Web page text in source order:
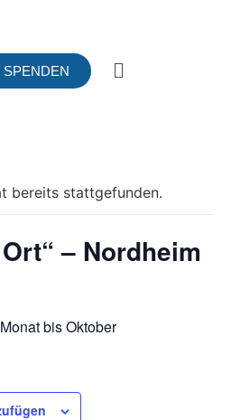
SPENDEN
bereits stattgefunden.
– Nordheim
bis Oktober